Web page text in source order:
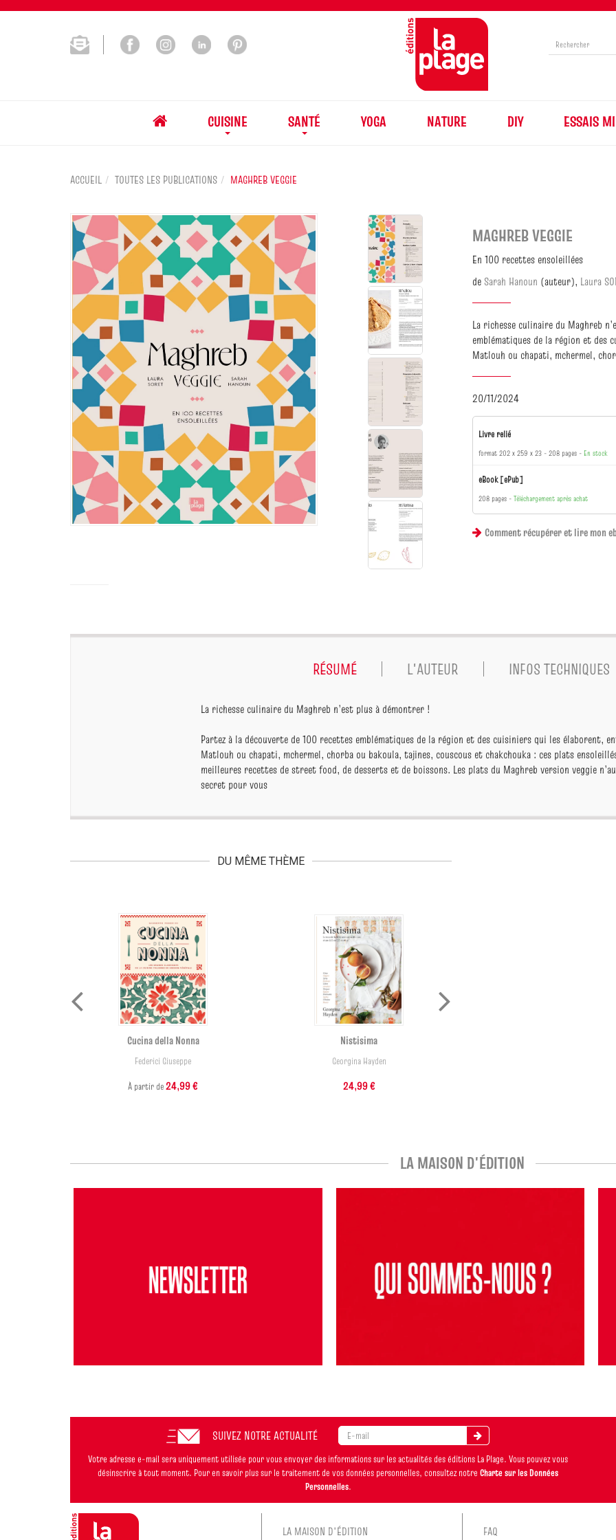
CUISINE SANTÉ YOGA NATURE DIY ESSAIS
ACCUEIL TOUTES LES PUBLICATIONS MAGHREB VEGGIE
MAGHREB VEGGIE
En 100 recettes ensoleillées
de Sarah Hanoun (auteur), Laura
La richesse culinaire du Maghreb
emblématiques de la région et
Matlouh ou chapati, mchermel,
20/11/2024
Livre relié
format 202 x 259 x 23 208 pages En stock
eBook [ePub]
208 pages Téléchargement après achat
Comment récupérer et lire mon
RÉSUMÉ L'AUTEUR INFOS TECHNIQUES
La richesse culinaire du Maghreb n’est plus à démontrer !
Partez à la découverte de 100 recettes emblématiques de la région et des cuisiniers qui les élaborent,
Matlouh ou chapati, mchermel, chorba ou bakoula, tajines, couscous et chakchouka : ces plats
meilleures recettes de street food, de desserts et de boissons. Les plats du Maghreb version veggie
secret pour vous
DU MÊME THÈME
Cucina della Nonna
Federici Giuseppe
À partir de24,99 €
Nistisima
Georgina Hayden
24,99 €
LA MAISON D'ÉDITION
SUIVEZ NOTRE ACTUALITÉ
Votre adresse e-mail sera uniquement utilisée pour vous envoyer des informations sur les actualités des éditions La Plage. Vous pouvez vous
désinscrire à tout moment. Pour en savoir plus sur le traitement de vos données personnelles, consultez notre Charte sur les Données
Personnelles.
LA MAISON D'ÉDITION FAQ